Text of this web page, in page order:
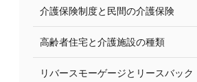
介護保険制度と民間の介護保険
高齢者住宅と介護施設の種類
リバースモーゲージとリースバック